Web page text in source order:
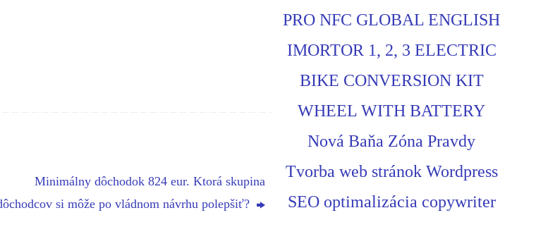
Minimálny dôchodok 824 eur. Ktorá skupina
si môže po vládnom návrhu polepšiť?
PRO NFC GLOBAL ENGLISH
IMORTOR 1, 2, 3 ELECTRIC
BIKE CONVERSION KIT
WHEEL WITH BATTERY
Nová Baňa Zóna Pravdy
Tvorba web stránok Wordpress
SEO optimalizácia copywriter